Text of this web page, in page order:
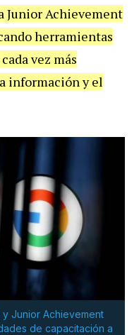
Junior Achievement
herramientas
vez más
información y el
Junior Achievement
de capacitación a